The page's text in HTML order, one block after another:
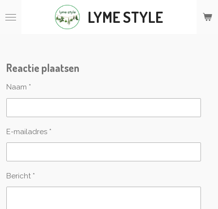
direct
LYME STYLE
Reactie plaatsen
Naam *
E-mailadres *
Bericht *